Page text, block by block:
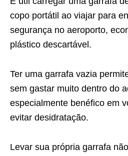
copo portátil ao viajar para
segurança no aeroporto,
plástico descartável.
Ter uma garrafa vazia
sem gastar muito dentro do
especialmente benéfico em
evitar desidratação.
Levar sua própria garrafa